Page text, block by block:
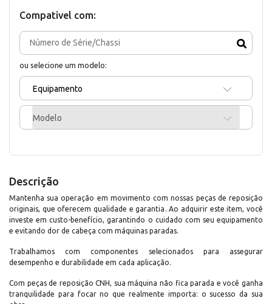
Compativel com:
ou selecione um modelo:
Equipamento
Modelo
Descrição
Mantenha sua operação em movimento com nossas peças de reposição
originais, que oferecem qualidade e garantia. Ao adquirir este item, você
investe em custo-benefício, garantindo o cuidado com seu equipamento
e evitando dor de cabeça com máquinas paradas.
Trabalhamos com componentes selecionados para assegurar
desempenho e durabilidade em cada aplicação.
Com peças de reposição CNH, sua máquina não fica parada e você ganha
tranquilidade para focar no que realmente importa: o sucesso da sua